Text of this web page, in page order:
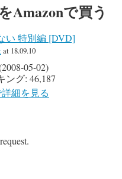
Amazonで買う
い 特別編 [DVD]
at 18.09.10
05-02)
ング: 46,187
詳細を見る